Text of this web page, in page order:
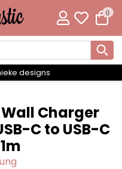
0
designs
Charger
C to USB-C